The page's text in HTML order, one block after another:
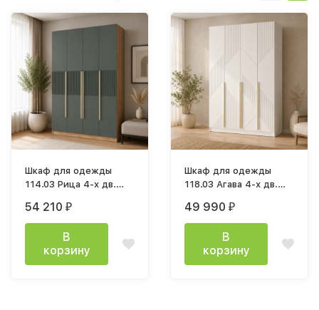
Шкаф для одежды
114.03 Рица 4-х дв.
ПВХ темно-зеленый /
профиль золото
54 210 ₽
В
корзину
Шкаф для одежды
118.03 Агава 4-х дв.
белый / профиль:
SCPM золото
49 990 ₽
В
корзину